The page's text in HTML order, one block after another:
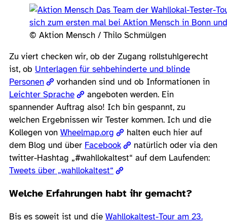
© Aktion Mensch / Thilo Schmülgen
Zu viert checken wir, ob der Zugang rollstuhlgerecht
ist, ob Unterlagen für sehbehinderte und blinde
Personen
vorhanden sind und ob Informationen in
Leichter Sprache
angeboten werden. Ein
spannender Auftrag also! Ich bin gespannt, zu
welchen Ergebnissen wir Tester kommen. Ich und die
Kollegen von Wheelmap.org
halten euch hier auf
dem Blog und über Facebook
natürlich oder via den
twitter-Hashtag „#wahllokaltest“ auf dem Laufenden:
Tweets über „wahllokaltest“
Welche Erfahrungen habt ihr gemacht?
Bis es soweit ist und die Wahllokaltest-Tour am 23.